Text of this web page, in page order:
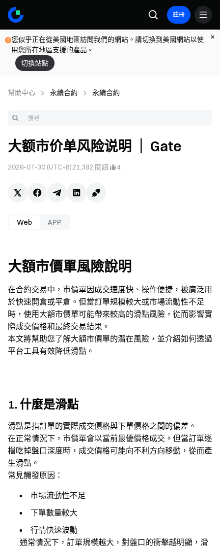
註冊
您似乎正在從美國地區訪問我們的網站。請切換到美國網站以使
用您所在地區支援的產品。
切換站點
幫助中心 永續合約 永續合約
大额市价单风险说明 ｜ Gate
2026-07-30 (UTC+8)21,382 閱讀 4
Web APP
大額市價單風險說明
在合約交易中，市價單因成交速度快、操作便捷，被廣泛用
於快速開倉或平倉。但當訂單規模較大或市場流動性不足
時，使用大額市價單可能帶來較高的滑點風險，從而影響實
際成交價格和最終交易結果。
本文將幫助您了解大額市價單的潛在風險，並介紹如何透過
平台工具有效降低滑點。
1. 什麼是滑點
滑點是指訂單的實際成交價格與下單價格之間的偏差。
在正常情況下，市價單會以當前最優價格成交。但當訂單逐
檔吃掉盤口深度時，成交價格可能向不利方向移動，從而產
生滑點。
常見觸發原因：
市場流動性不足
下單數量較大
行情快速波動
通常情況下，訂單規模越大，對盤口的衝擊越明顯，滑